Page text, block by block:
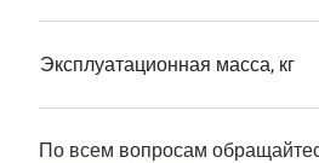
Эксплуатационная масса, кг
По всем вопросам